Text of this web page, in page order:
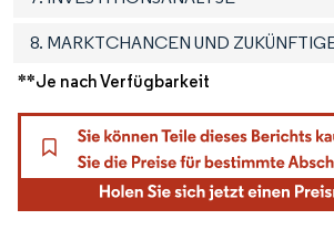
8. MARKTCHANCEN UND
**Je nach Verfügbarkeit